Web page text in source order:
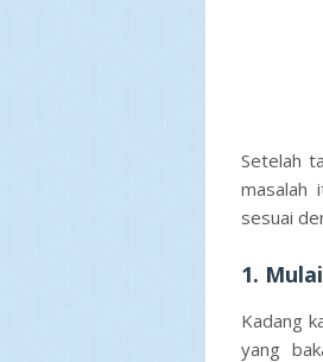
Setelah
masalah
sesuai
1.
Kadang
yang